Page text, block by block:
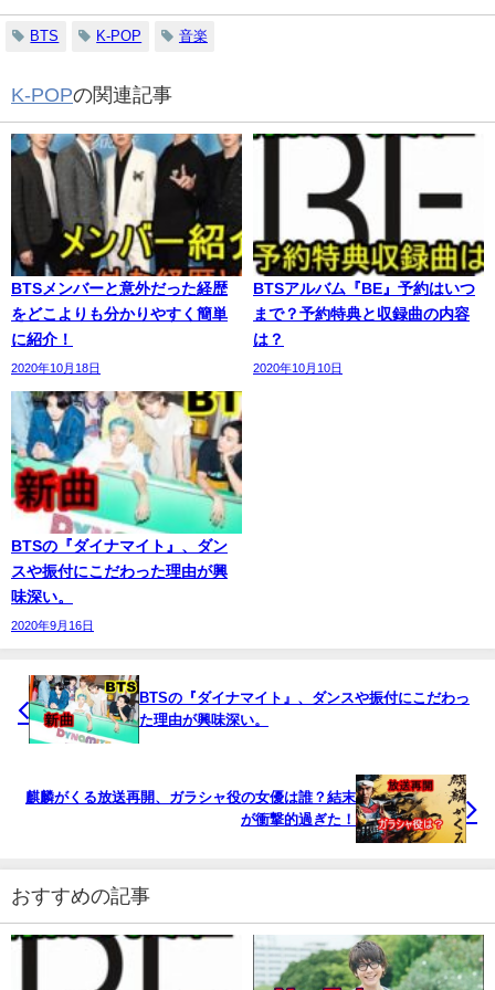
BTS K-POP 音楽
K-POPの関連記事
BTSメンバーと意外だった経歴
をどこよりも分かりやすく簡単
に紹介！
2020年10月18日
BTSアルバム『BE』予約はいつ
まで？予約特典と収録曲の内容
は？
2020年10月10日
BTSの『ダイナマイト』、ダン
スや振付にこだわった理由が興
味深い。
2020年9月16日
BTSの『ダイナマイト』、ダンスや振付にこだわっ
た理由が興味深い。
麒麟がくる放送再開、ガラシャ役の女優は誰？結末
が衝撃的過ぎた！
おすすめの記事